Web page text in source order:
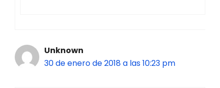
Unknown
30 de enero de 2018 a las 10:23 pm